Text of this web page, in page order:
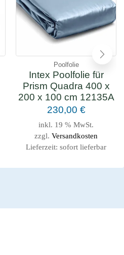
Poolfolie
Intex Poolfolie für
Prism Quadra 400 x
200 x 100 cm 12135A
230,00 €
inkl. 19 % MwSt.
zzgl. Versandkosten
Lieferzeit: sofort lieferbar